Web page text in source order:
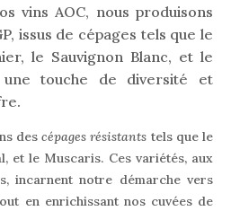
vins AOC, nous produisons
issus de cépages tels que le
le Sauvignon Blanc, et le
touche de diversité et
descépages résistants tels que le
et le Muscaris. Ces variétés, aux
incarnent notre démarche vers
en enrichissant nos cuvées de